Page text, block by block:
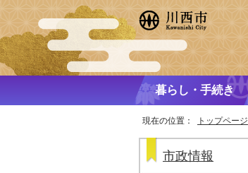
暮らし・手続き
現在の位置： トップページ
市政情報